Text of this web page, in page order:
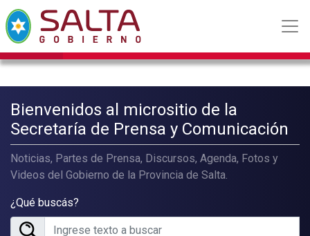
Bienvenidos al micrositio de la
Secretaría de Prensa y Comunicación
Noticias, Partes de Prensa, Discursos, Agenda, Fotos y
Videos del Gobierno de la Provincia de Salta.
¿Qué buscás?